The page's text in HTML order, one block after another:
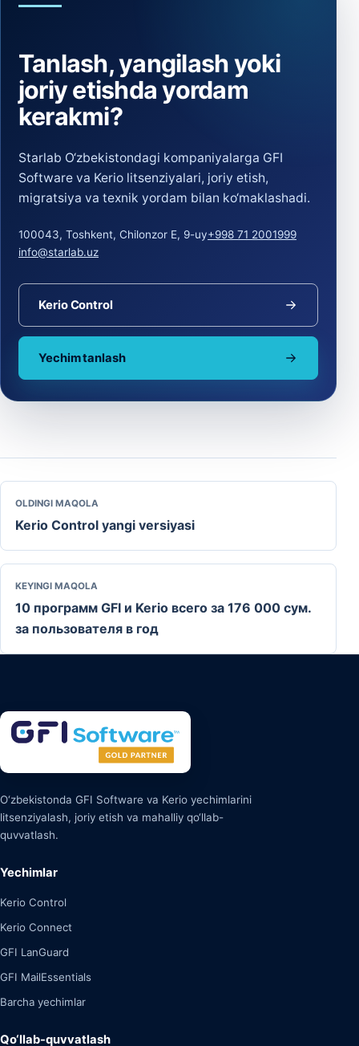
Tanlash, yangilash yoki
joriy etishda yordam
kerakmi?
Starlab O‘zbekistondagi kompaniyalarga GFI
Software va Kerio litsenziyalari, joriy etish,
migratsiya va texnik yordam bilan ko‘maklashadi.
100043, Toshkent, Chilonzor E, 9-uy+998 71 2001999
info@starlab.uz
Kerio Control
Yechim tanlash
OLDINGI MAQOLA
Kerio Control yangi versiyasi
KEYINGI MAQOLA
10 программ GFI и Kerio всего за 176 000 сум.
за пользователя в год
O‘zbekistonda GFI Software va Kerio yechimlarini
litsenziyalash, joriy etish va mahalliy qo‘llab-
quvvatlash.
Yechimlar
Kerio Control
Kerio Connect
GFI LanGuard
GFI MailEssentials
Barcha yechimlar
Qo‘llab-quvvatlash